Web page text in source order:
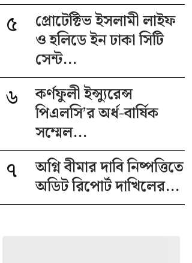
৫
প্রোটেক্টিভ ইসলামী লাইফ
ও হলিডে ইন ঢাকা সিটি
সেন্ট...
৬
কর্ণফুলী ইন্স্যুরেন্স
পিএলসি’র অর্ধ-বার্ষিক
সম্মেল...
৭
অগ্নি বীমার দাবি নিষ্পত্তিতে
অডিট রিপোর্ট দাখিলের...